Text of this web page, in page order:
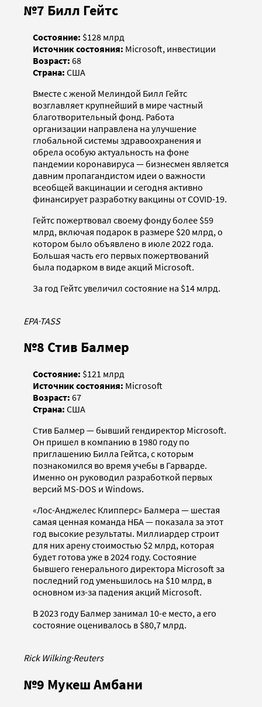
№7 Билл Гейтс
Состояние: $128 млрд
Источник состояния: Microsoft, инвестиции
Возраст: 68
Страна: США
Вместе с женой Мелиндой Билл Гейтс
возглавляет крупнейший в мире частный
благотворительный фонд. Работа
организации направлена на улучшение
глобальной системы здравоохранения и
обрела особую актуальность на фоне
пандемии коронавируса — бизнесмен является
давним пропагандистом идеи о важности
всеобщей вакцинации и сегодня активно
финансирует разработку вакцины от COVID-19.
Гейтс пожертвовал своему фонду более $59
млрд, включая подарок в размере $20 млрд, о
котором было объявлено в июле 2022 года.
Большая часть его первых пожертвований
была подарком в виде акций Microsoft.
За год Гейтс увеличил состояние на $14 млрд.
EPA·TASS
№8 Стив Балмер
Состояние: $121 млрд
Источник состояния: Microsoft
Возраст: 67
Страна: США
Стив Балмер — бывший гендиректор Microsoft.
Он пришел в компанию в 1980 году по
приглашению Билла Гейтса, с которым
познакомился во время учебы в Гарварде.
Именно он руководил разработкой первых
версий MS-DOS и Windows.
«Лос-Анджелес Клипперс» Балмера — шестая
самая ценная команда НБА — показала за этот
год высокие результаты. Миллиардер строит
для них арену стоимостью $2 млрд, которая
будет готова уже в 2024 году. Состояние
бывшего генерального директора Microsoft за
последний год уменьшилось на $10 млрд, в
основном из-за падения акций Microsoft.
В 2023 году Балмер занимал 10-е место, а его
состояние оценивалось в $80,7 млрд.
Rick Wilking·Reuters
№9 Мукеш Амбани